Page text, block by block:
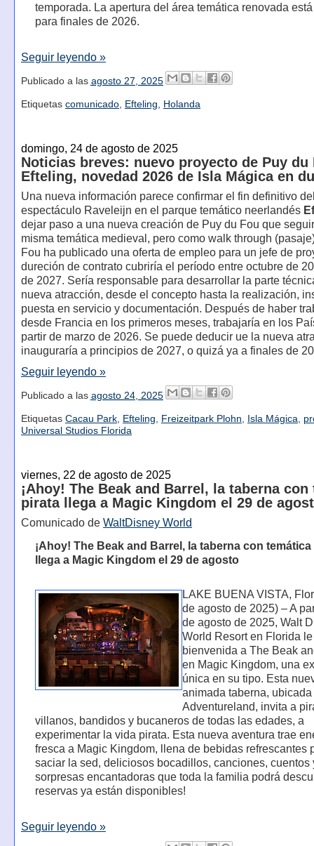
temporada. La apertura del área temática renovada
para finales de 2026.
Seguir leyendo »
Publicado a las agosto 27, 2025
Etiquetas comunicado, Efteling, Holanda
domingo, 24 de agosto de 2025
Noticias breves: nuevo proyecto de Puy du
Efteling, novedad 2026 de Isla Mágica en
Una nueva información parece confirmar el fin definitivo
espectáculo Raveleijn en el parque temático neerlandés
dejar paso a una nueva creación de Puy du Fou que
misma temática medieval, pero como walk through
Fou ha publicado una oferta de empleo para un jefe de
dureción de contrato cubriría el período entre octubre de
de 2027. Sería responsable para desarrollar la parte
nueva atracción, desde el concepto hasta la realización,
puesta en servicio y documentación. Después de haber
desde Francia en los primeros meses, trabajaría en los
partir de marzo de 2026. Se puede deducir ue la nueva
inauguraría a principios de 2027, o quizá ya a finales de
Seguir leyendo »
Publicado a las agosto 24, 2025
Etiquetas Cacau Park, Efteling, Freizeitpark Plohn, Isla Mágica,
Universal Studios Florida
viernes, 22 de agosto de 2025
¡Ahoy! The Beak and Barrel, la taberna con
pirata llega a Magic Kingdom el 29 de
Comunicado de WaltDisney World
¡Ahoy! The Beak and Barrel, la taberna con
llega a Magic Kingdom el 29 de agosto
LAKE BUENA VISTA,
de agosto de 2025) – A
de agosto de 2025, Walt
World Resort en Florida
bienvenida a The Beak
en Magic Kingdom, una
única en su tipo. Esta
animada taberna, ubicada
Adventureland, invita a
villanos, bandidos y bucaneros de todas las edades, a
experimentar la vida pirata. Esta nueva aventura trae
fresca a Magic Kingdom, llena de bebidas refrescantes
saciar la sed, deliciosos bocadillos, canciones, cuentos
sorpresas encantadoras que toda la familia podrá
reservas ya están disponibles!
Seguir leyendo »